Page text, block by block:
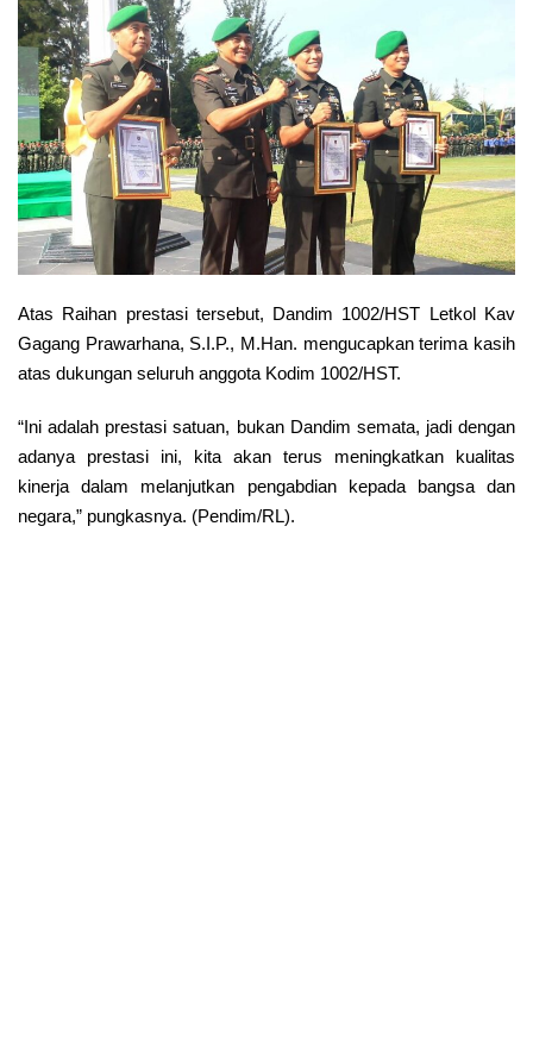
Atas Raihan prestasi tersebut, Dandim 1002/HST Letkol Kav
Gagang Prawarhana, S.I.P., M.Han. mengucapkan terima kasih
atas dukungan seluruh anggota Kodim 1002/HST.
“Ini adalah prestasi satuan, bukan Dandim semata, jadi dengan
adanya prestasi ini, kita akan terus meningkatkan kualitas
kinerja dalam melanjutkan pengabdian kepada bangsa dan
negara,” pungkasnya. (Pendim/RL).